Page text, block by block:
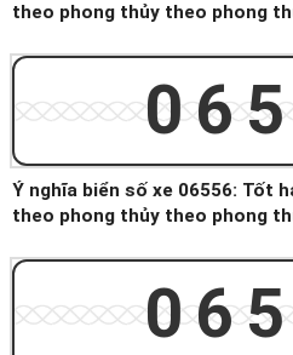
theo phong thủy theo phong
Ý nghĩa biển số xe 06556: Tốt
theo phong thủy theo phong